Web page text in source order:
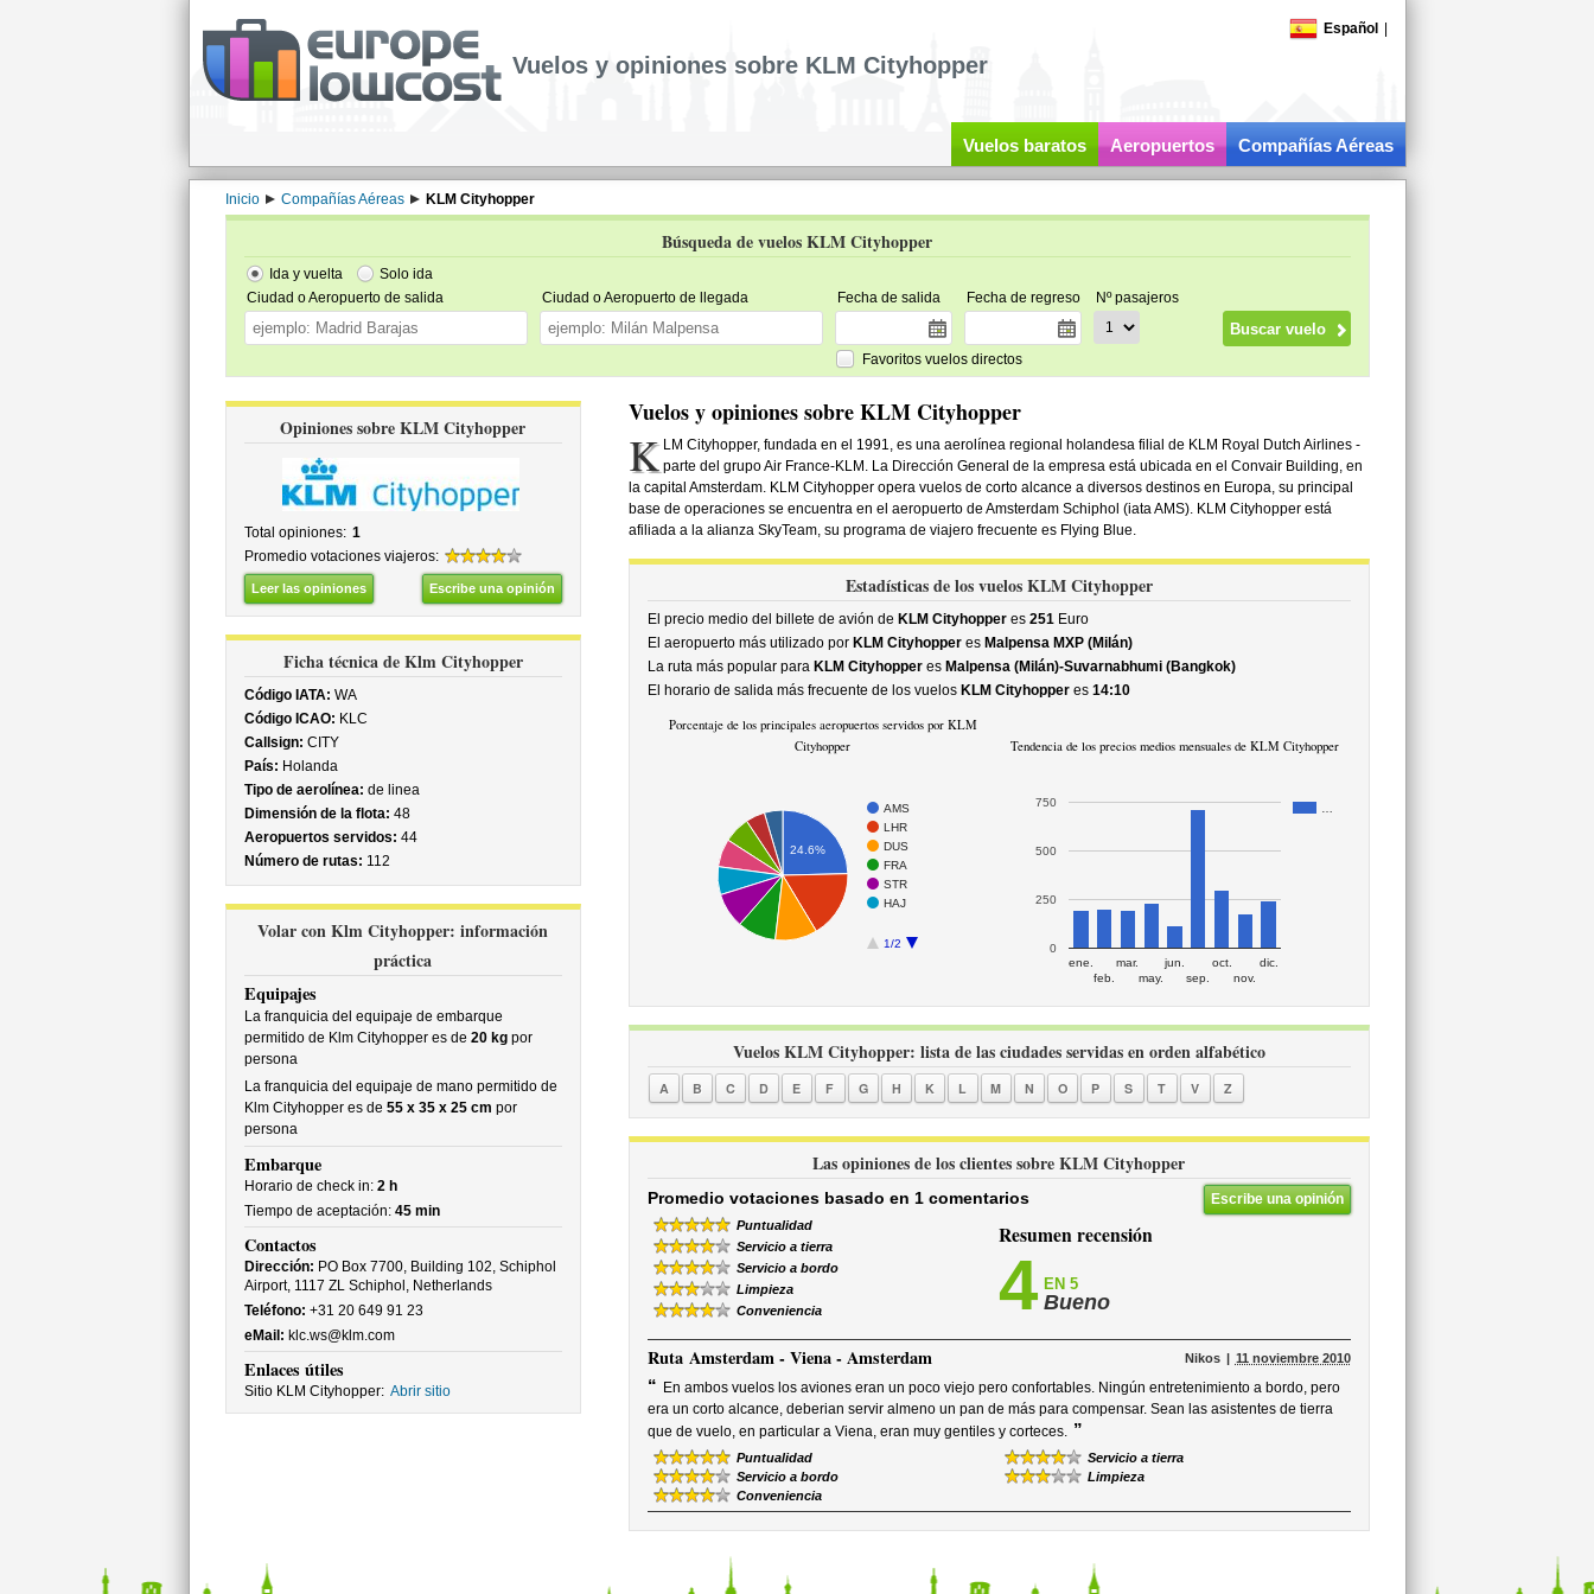
Español
Vuelos y opiniones sobre KLM Cityhopper
Vuelos baratos Aeropuertos Compañías Aéreas
Inicio Compañías Aéreas KLM Cityhopper
Búsqueda de vuelos KLM Cityhopper
Ida y vuelta
Solo ida
Ciudad o Aeropuerto de salida
Ciudad o Aeropuerto de llegada Fecha de salida Fecha de regreso Nº pasajeros
Favoritos vuelos directos
Opiniones sobre KLM Cityhopper
Total opiniones: 1
Promedio votaciones viajeros:
Leer las opiniones Escribe una opinión
Ficha técnica de Klm Cityhopper
Código IATA: WA
Código ICAO: KLC
Callsign: CITY
País: Holanda
Tipo de aerolínea: de linea
Dimensión de la flota: 48
Aeropuertos servidos: 44
Número de rutas: 112
Volar con Klm Cityhopper: información
práctica
Equipajes
La franquicia del equipaje de embarque
permitido de Klm Cityhopper es de 20 kgpor
persona
La franquicia del equipaje de mano permitido de
Klm Cityhopper es de 55 x 35 x 25 cm por
persona
Embarque
Horario de check in: 2 h
Tiempo de aceptación: 45 min
Contactos
Dirección: PO Box 7700, Building 102, Schiphol
Airport, 1117 ZL Schiphol, Netherlands
Teléfono: +31 20 649 91 23
eMail: klc.ws@klm.com
Enlaces útiles
Sitio KLM Cityhopper: Abrir sitio
Vuelos y opiniones sobre KLM Cityhopper
K LM Cityhopper, fundada en el 1991, es una aerolínea regional holandesa filial de KLM Royal Dutch Airlines -
parte del grupo Air France-KLM. La Dirección General de la empresa está ubicada en el Convair Building, en
la capital Amsterdam. KLM Cityhopper opera vuelos de corto alcance a diversos destinos en Europa, su principal
base de operaciones se encuentra en el aeropuerto de Amsterdam Schiphol (iata AMS). KLM Cityhopper está
afiliada a la alianza SkyTeam, su programa de viajero frecuente es Flying Blue.
Estadísticas de los vuelos KLM Cityhopper
El precio medio del billete de avión de KLM Cityhopperes 251Euro
El aeropuerto más utilizado por KLM Cityhopperes Malpensa MXP (Milán)
La ruta más popular para KLM Cityhopperes Malpensa (Milán)-Suvarnabhumi (Bangkok)
El horario de salida más frecuente de los vuelos KLM Cityhopperes 14:10
Porcentaje de los principales aeropuertos servidos por KLM
Cityhopper
AMS
LHR
DUS
FRA
STR
HAJ
1/2
24.6%
Tendencia de los precios medios mensuales de KLM Cityhopper
ene.
feb.
mar.
may.
jun.
sep.
oct.
nov.
dic.
0
250
500
750
Vuelos KLM Cityhopper: lista de las ciudades servidas en orden alfabético
A B C D E F G H K L M N O P S T V Z
Las opiniones de los clientes sobre KLM Cityhopper
Escribe una opinión
Promedio votaciones basado en 1 comentarios
Puntualidad
Servicio a tierra
Servicio a bordo
Limpieza
Conveniencia
Resumen recensión
4 EN 5
Bueno
Ruta Amsterdam - Viena - Amsterdam Nikos 11 noviembre 2010
“ En ambos vuelos los aviones eran un poco viejo pero confortables. Ningún entretenimiento a bordo, pero
era un corto alcance, deberian servir almeno un pan de más para compensar. Sean las asistentes de tierra
que de vuelo, en particular a Viena, eran muy gentiles y corteces. ”
Puntualidad
Servicio a tierra
Servicio a bordo
Limpieza
Conveniencia